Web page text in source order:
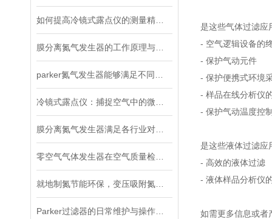
是这些气体过滤应
- 空气逻辑设备的
- 保护气动元件
- 保护便携式环境
- 样品在线分析仪
- 保护气动温度控
是这些液体过滤应
- 高效的液体过滤
- 液体样品分析仪
如需更多信息或者